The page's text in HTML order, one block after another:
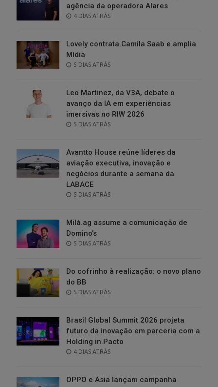
agência da operadora Alares
POSTED
4 DIAS ATRÁS
Lovely contrata Camila Saab e amplia
Mídia
POSTED
5 DIAS ATRÁS
Leo Martinez, da V3A, debate o
avanço da IA em experiências
imersivas no RIW 2026
POSTED
5 DIAS ATRÁS
Avantto House reúne líderes da
aviação executiva, inovação e
negócios durante a semana da
LABACE
POSTED
5 DIAS ATRÁS
Milà.ag assume a comunicação de
Domino’s
POSTED
5 DIAS ATRÁS
Do cofrinho à realização: o novo plano
do BB
POSTED
5 DIAS ATRÁS
Brasil Global Summit 2026 projeta
futuro da inovação em parceria com a
Holding in.Pacto
POSTED
4 DIAS ATRÁS
OPPO e Asia lançam campanha